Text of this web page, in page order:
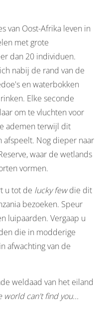
van Oost-Afrika leven in
met grote
dan 20 individuen.
nabij de rand van de
en waterbokken
Elke seconde
om te vluchten voor
ademen terwijl dit
afspeelt. Nog dieper naar
waar de wetlands
vormen.
u tot de lucky fewdie dit
bezoeken. Speur
luipaarden. Vergaap u
die in modderige
afwachting van de
weldaad van het eiland
world can't find you...